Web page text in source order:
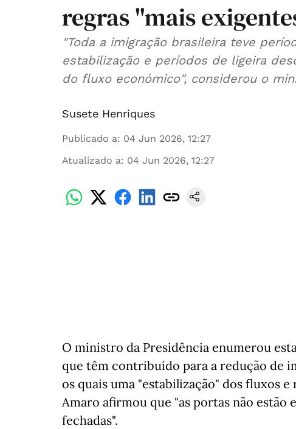
regras "mais
"Toda a imigração brasileira teve
estabilização e períodos de ligeira
do fluxo económico", considerou o
Susete Henriques
Publicado a: 04 Jun 2026, 12:27
Atualizado a: 04 Jun 2026, 12:27
O ministro da Presidência enumerou
que têm contribuído para a redução de
os quais uma "estabilização" dos fluxos
Amaro afirmou que "as portas não estão
fechadas".